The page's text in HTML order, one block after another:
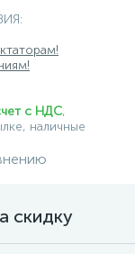
с НДС,
наличные
скидку